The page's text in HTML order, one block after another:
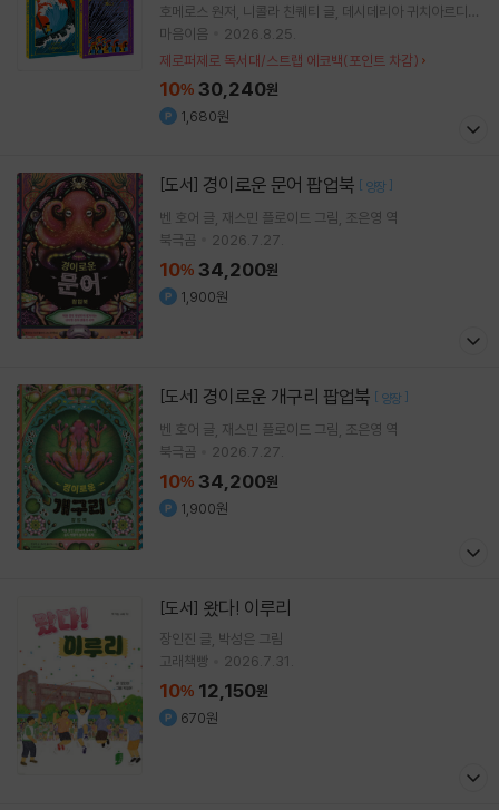
호메로스 원저 니콜라 친퀘티 글 데시데리아 귀치아르디니
그림 이승수 역
마음이음
2026.8.25.
제로퍼제로 독서대/스트랩 에코백(포인트 차감)
10% 30,240원
1,680원
[도서] 경이로운 문어 팝업북 [ 양장 ]
벤 호어 글 재스민 플로이드 그림 조은영 역
북극곰
2026.7.27.
10% 34,200원
1,900원
[도서] 경이로운 개구리 팝업북 [ 양장 ]
벤 호어 글 재스민 플로이드 그림 조은영 역
북극곰
2026.7.27.
10% 34,200원
1,900원
[도서] 왔다! 이루리
장인진 글 박성은 그림
고래책빵
2026.7.31.
10% 12,150원
670원